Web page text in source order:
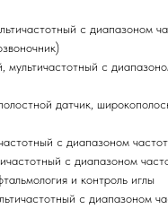
с
с
датчик,
с диапазоном
с диапазоном
и контроль иглы
с диапазоном